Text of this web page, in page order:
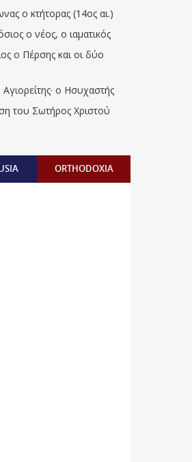
ο κτήτορας (14ος αι.)
ο νέος, ο ιαματικός
ο Πέρσης και οι δύο
· ο Ησυχαστής
του Σωτήρος Χριστού
ORTHODOXIA